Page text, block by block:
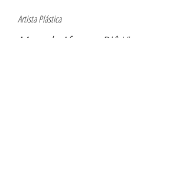
Artista Plástica
Manoela Afonso - Diô Viana: um